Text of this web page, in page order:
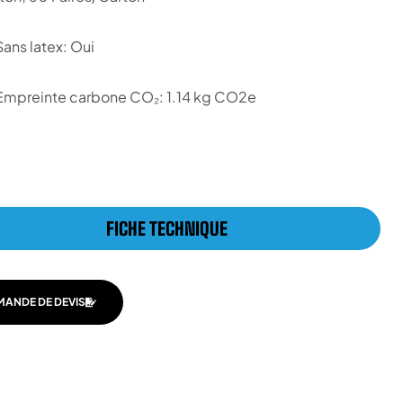
latex: Oui
carbone CO₂: 1.14 kg CO2e
FICHE TECHNIQUE
DE DEVIS